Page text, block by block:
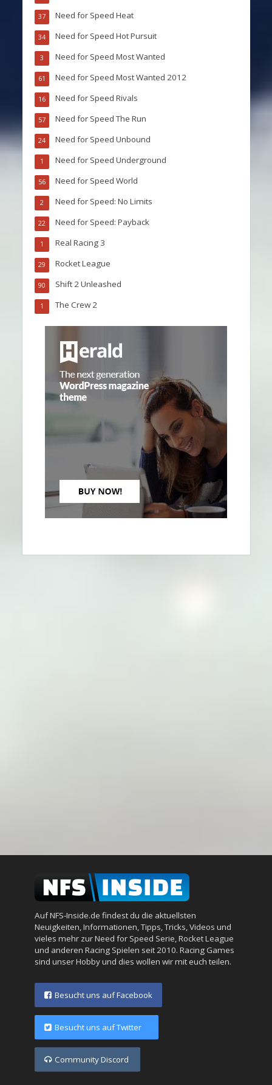
Need for Speed Heat
37
Need for Speed Hot Pursuit
34
Need for Speed Most Wanted
3
Need for Speed Most Wanted 2012
61
Need for Speed Rivals
16
Need for Speed The Run
57
Need for Speed Unbound
24
Need for Speed Underground
1
Need for Speed World
56
Need for Speed: No Limits
2
Need for Speed: Payback
22
Real Racing 3
1
Rocket League
29
Shift 2 Unleashed
90
The Crew 2
1
Auf NFS-Inside.de findest du die aktuellsten
Neuigkeiten, Informationen, Tipps, Tricks, Videos und
vieles mehr zur Need for Speed Serie, Rocket League
und anderen Racing Spielen seit 2010. Racing Games
sind unser Hobby und dies wollen wir mit euch teilen.
Besucht uns auf Facebook
Besucht uns auf Twitter
Community Discord